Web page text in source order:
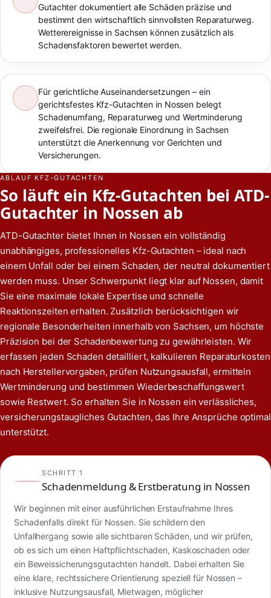
Gutachter dokumentiert alle Schäden präzise und
bestimmt den wirtschaftlich sinnvollsten Reparaturweg.
Wetterereignisse in Sachsen können zusätzlich als
Schadensfaktoren bewertet werden.
Für gerichtliche Auseinandersetzungen – ein
gerichtsfestes Kfz-Gutachten in Nossen belegt
Schadenumfang, Reparaturweg und Wertminderung
zweifelsfrei. Die regionale Einordnung in Sachsen
unterstützt die Anerkennung vor Gerichten und
Versicherungen.
ABLAUF KFZ-GUTACHTEN
So läuft ein Kfz-Gutachten bei ATD-
Gutachter in Nossen ab
ATD-Gutachter bietet Ihnen in Nossen ein vollständig
unabhängiges, professionelles Kfz-Gutachten – ideal nach
einem Unfall oder bei einem Schaden, der neutral dokumentiert
werden muss. Unser Schwerpunkt liegt klar auf Nossen, damit
Sie eine maximale lokale Expertise und schnelle
Reaktionszeiten erhalten. Zusätzlich berücksichtigen wir
regionale Besonderheiten innerhalb von Sachsen, um höchste
Präzision bei der Schadenbewertung zu gewährleisten. Wir
erfassen jeden Schaden detailliert, kalkulieren Reparaturkosten
nach Herstellervorgaben, prüfen Nutzungsausfall, ermitteln
Wertminderung und bestimmen Wiederbeschaffungswert
sowie Restwert. So erhalten Sie in Nossen ein verlässliches,
versicherungstaugliches Gutachten, das Ihre Ansprüche optimal
unterstützt.
SCHRITT 1
Schadenmeldung & Erstberatung in Nossen
Wir beginnen mit einer ausführlichen Erstaufnahme Ihres
Schadenfalls direkt für Nossen. Sie schildern den
Unfallhergang sowie alle sichtbaren Schäden, und wir prüfen,
ob es sich um einen Haftpflichtschaden, Kaskoschaden oder
ein Beweissicherungsgutachten handelt. Dabei erhalten Sie
eine klare, rechtssichere Orientierung speziell für Nossen –
inklusive Nutzungsausfall, Mietwagen, möglicher